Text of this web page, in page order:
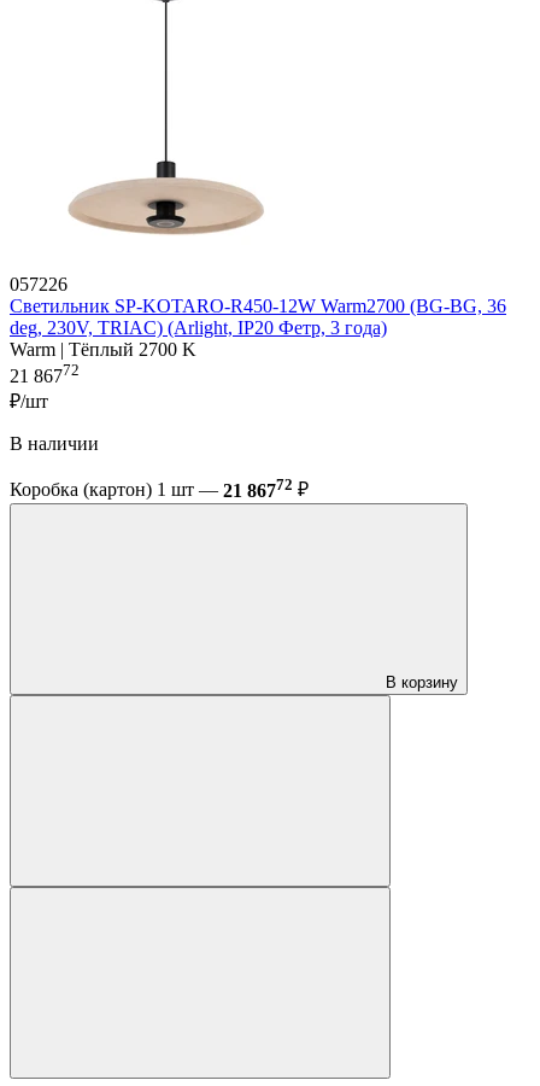
057226
Светильник SP-KOTARO-R450-12W Warm2700 (BG-BG, 36
deg, 230V, TRIAC) (Arlight, IP20 Фетр, 3 года)
Warm | Тёплый 2700 K
21 86772
₽/шт
В наличии
Коробка (картон) 1 шт — 21 86772 ₽
В корзину